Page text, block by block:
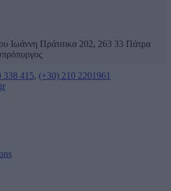
Ιωάννη Πράτσικα 202, 263 33 Πάτρα
338 415, (+30) 210 2201961